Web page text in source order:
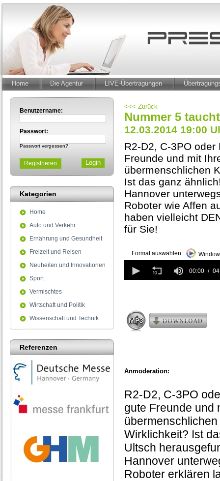
Home Die Agentur LIVE-Übertragungen
Benutzername:
Passwort:
Passwort vergessen?
Registrieren
Kategorien
Home
Auto und Verkehr
Ernährung und Gesundheit
Freizeit und Reisen
Neuheiten und Innovationen
Sport
Vermischtes
Wirtschaft und Politik
Wissenschaft und Technik
Referenzen
<<< Zurück
Nummer 5
12.03.2014 19:00
R2-D2, C-3PO
Freunde und mit
übermenschlichen
Ist das ganz
Hannover
Roboter wie Affen
haben vielleicht
für Sie!
Format auswählen:
seconds
of
seconds
00:00
Anmoderation:
R2-D2, C-3PO
gute Freunde und
Wirklichkeit? Ist
Ultsch
Hannover
Roboter erklären